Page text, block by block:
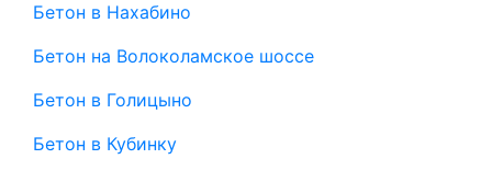
Бетон в Нахабино
Бетон на Волоколамское шоссе
Бетон в Голицыно
Бетон в Кубинку